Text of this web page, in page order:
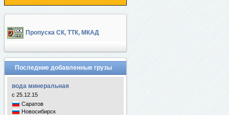
Пропуска СК, ТТК, МКАД
Последние добавленные грузы
вода минеральная
с 25.12.15
Саратов
Новосибирск